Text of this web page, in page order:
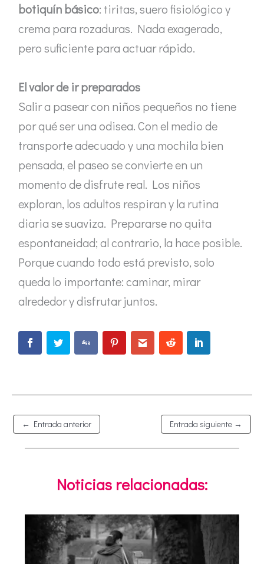
botiquín básico: tiritas, suero fisiológico y
crema para rozaduras. Nada exagerado,
pero suficiente para actuar rápido.
El valor de ir preparados
Salir a pasear con niños pequeños no tiene
por qué ser una odisea. Con el medio de
transporte adecuado y una mochila bien
pensada, el paseo se convierte en un
momento de disfrute real. Los niños
exploran, los adultos respiran y la rutina
diaria se suaviza. Prepararse no quita
espontaneidad; al contrario, la hace posible.
Porque cuando todo está previsto, solo
queda lo importante: caminar, mirar
alrededor y disfrutar juntos.
← Entrada anterior Entrada siguiente →
Noticias relacionadas: